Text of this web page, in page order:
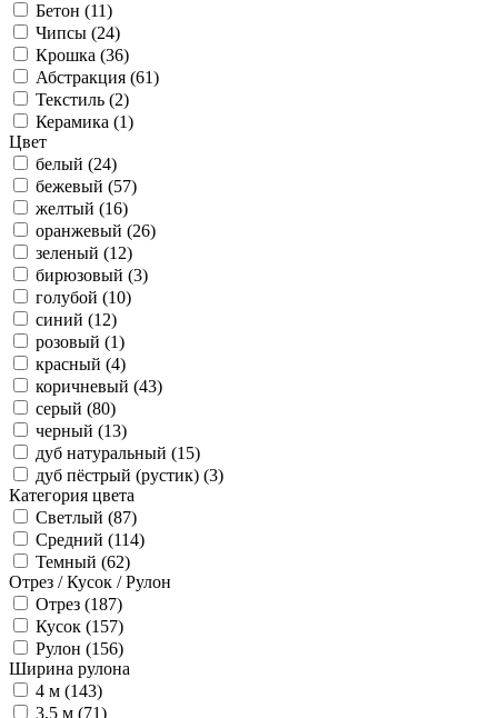
Бетон (11)
Чипсы (24)
Крошка (36)
Абстракция (61)
Текстиль (2)
Керамика (1)
Цвет
белый (24)
бежевый (57)
желтый (16)
оранжевый (26)
зеленый (12)
бирюзовый (3)
голубой (10)
синий (12)
розовый (1)
красный (4)
коричневый (43)
серый (80)
черный (13)
дуб натуральный (15)
дуб пёстрый (рустик) (3)
Категория цвета
Светлый (87)
Средний (114)
Темный (62)
Отрез / Кусок / Рулон
Отрез (187)
Кусок (157)
Рулон (156)
Ширина рулона
4 м (143)
3,5 м (71)